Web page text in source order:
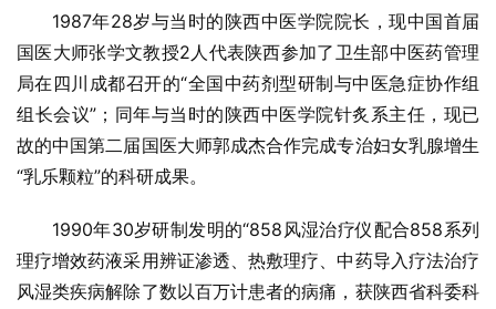
1987年28岁与当时的陕西中医学院院长，现中国首届
国医大师张学文教授2人代表陕西参加了卫生部中医药管理
局在四川成都召开的“全国中药剂型研制与中医急症协作组
组长会议”；同年与当时的陕西中医学院针炙系主任，现已
故的中国第二届国医大师郭成杰合作完成专治妇女乳腺增生
“乳乐颗粒”的科研成果。
1990年30岁研制发明的“858风湿治疗仪配合858系列
理疗增效药液采用辨证渗透、热敷理疗、中药导入疗法治疗
风湿类疾病解除了数以百万计患者的病痛，获陕西省科委科